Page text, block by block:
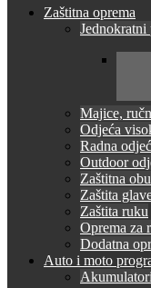
Zaštitna oprema
Jednokratni
Majice,
Odjeća
Radna
Outdoor
Zaštitna
Zaštita
Zaštita ruku
Oprema za
Dodatna
Auto i moto
Akumulatori